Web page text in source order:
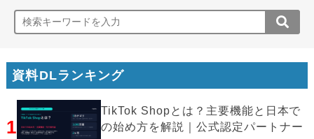
資料DLランキング
1
TikTok Shopとは？主要機能と日本で
の始め方を解説｜公式認定パートナー